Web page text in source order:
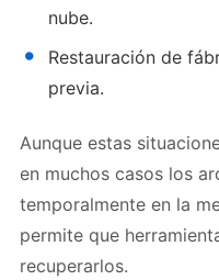
nube.
Restauración de
previa.
Aunque estas
en muchos casos los
temporalmente en la
permite que
recuperarlos.